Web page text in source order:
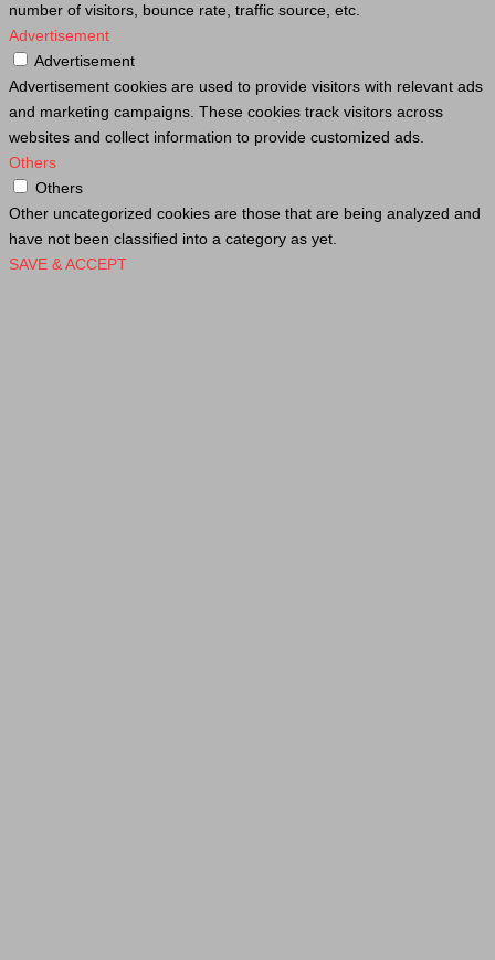
number of visitors, bounce rate, traffic source, etc.
Advertisement
Advertisement
Advertisement cookies are used to provide visitors with relevant ads
and marketing campaigns. These cookies track visitors across
websites and collect information to provide customized ads.
Others
Others
Other uncategorized cookies are those that are being analyzed and
have not been classified into a category as yet.
SAVE & ACCEPT